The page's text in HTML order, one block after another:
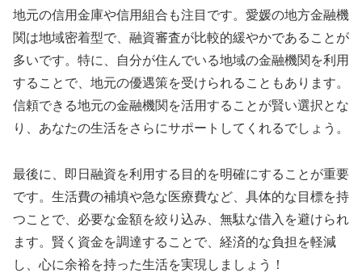
地元の信用金庫や信用組合も注目です。愛媛の地方金融機
関は地域密着型で、融資審査が比較的緩やかであることが
多いです。特に、自分が住んでいる地域の金融機関を利用
することで、地元の優遇策を受けられることもあります。
信頼できる地元の金融機関を活用することが賢い選択とな
り、あなたの生活をさらにサポートしてくれるでしょう。
最後に、即日融資を利用する目的を明確にすることが重要
です。生活費の補填や急な医療費など、具体的な目標を持
つことで、必要な金額を絞り込み、無駄な借入を避けられ
ます。賢く資金を調達することで、経済的な負担を軽減
し、心に余裕を持った生活を実現しましょう！